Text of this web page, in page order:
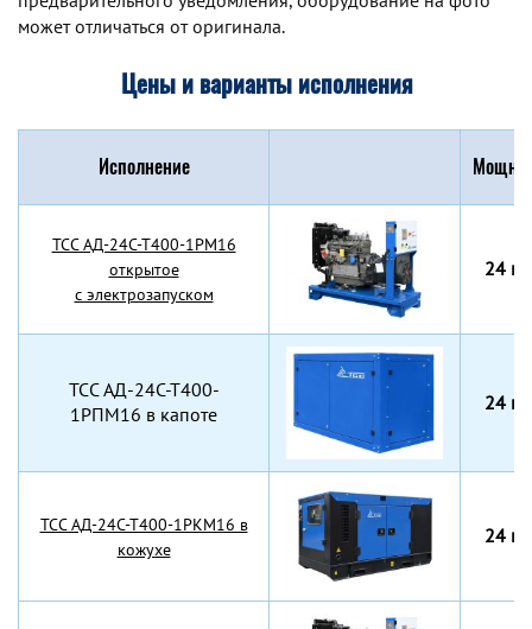
может отличаться от оригинала.
Цены и варианты исполнения
Исполнение
TCC АД-24С-Т400-1РМ16
открытое
с электрозапуском
24
TCC АД-24С-Т400-
1РПМ16 в капоте
24
TCC АД-24С-Т400-1РКМ16 в
кожухе
24